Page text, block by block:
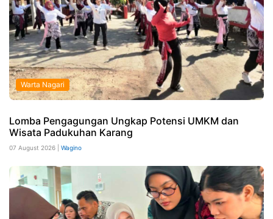
Warta Nagari
Lomba Pengagungan Ungkap Potensi UMKM dan
Wisata Padukuhan Karang
07 August 2026 | Wagino